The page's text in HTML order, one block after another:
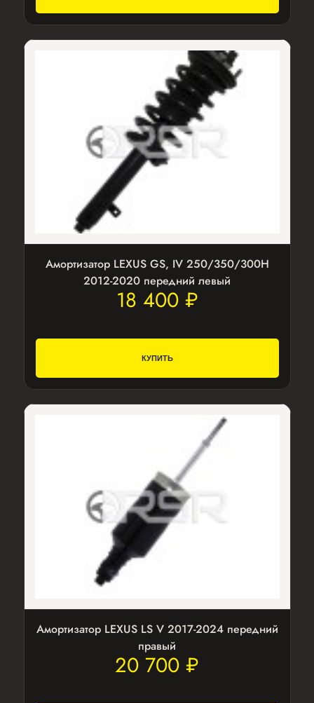
Амортизатор LEXUS GS, IV 250/350/300H
2012-2020 передний левый
18 400 ₽
КУПИТЬ
Амортизатор LEXUS LS V 2017-2024 передний
правый
20 700 ₽